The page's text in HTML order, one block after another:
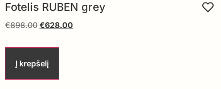
Fotelis RUBEN grey
€898.00 €628.00
Į krepšelį